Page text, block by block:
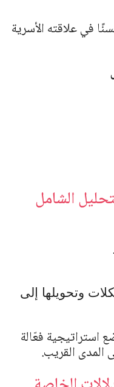
في علاقته الأسرية
الشامل
وتحويلها إلى
استراتيجية فعّالة
القريب.